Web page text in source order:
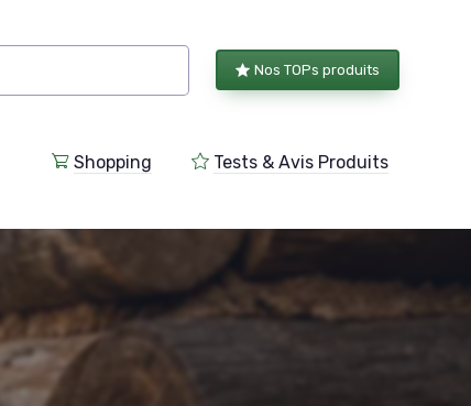
Nos TOPs produits
Shopping Tests & Avis Produits